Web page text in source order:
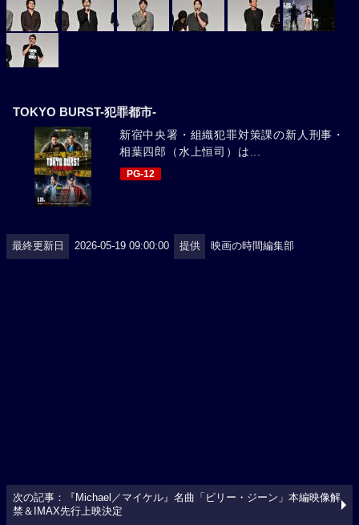
TOKYO BURST-犯罪都市-
新宿中央署・組織犯罪対策課の新人刑事・
相葉四郎（水上恒司）は...
PG-12
最終更新日 2026-05-19 09:00:00 提供 映画の時間編集部
次の記事：『Michael／マイケル』名曲「ビリー・ジーン」本編映像解
禁＆IMAX先行上映決定